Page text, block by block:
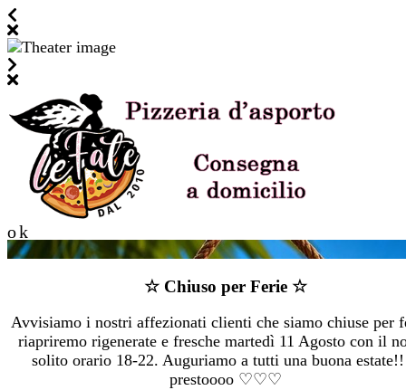
ok
☆ Chiuso per Ferie ☆
Avvisiamo i nostri affezionati clienti che siamo chiuse per
riapriremo rigenerate e fresche martedì 11 Agosto con il
solito orario 18-22. Auguriamo a tutti una buona
prestoooo ♡♡♡